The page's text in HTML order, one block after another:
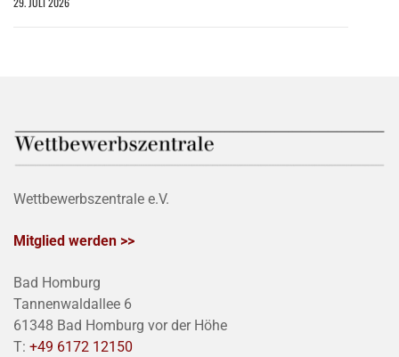
Wettbewerbszentrale e.V.
Mitglied werden >>
Bad Homburg
Tannenwaldallee 6
61348 Bad Homburg vor der Höhe
T: +49 6172 12150